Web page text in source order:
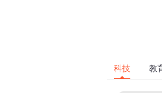
科技 教